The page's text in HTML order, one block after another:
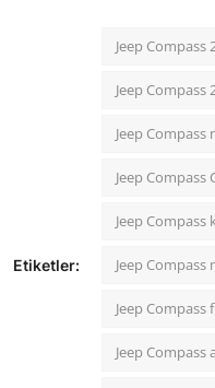
Etiketler:
Jeep Compass
Jeep Compass
Jeep
Jeep Compass
Jeep
Jeep
Jeep Compass
Jeep